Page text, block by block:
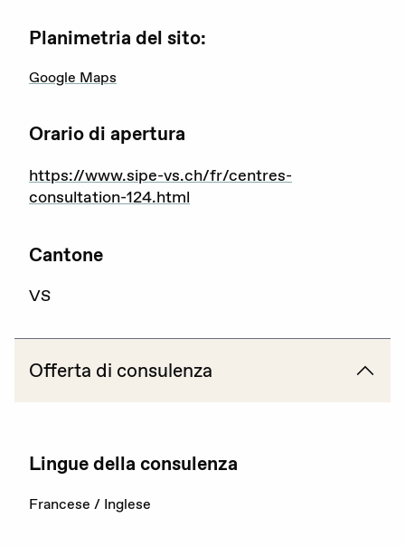
Portale offerte d’impiego
Area stampa
Consulenza
Emergenze
La nostra organizzazione
Membri
Planimetria del sito:
Google Maps
Orario di apertura
https://www.sipe-vs.ch/fr/centres-
consultation-124.html
Cantone
VS
Offerta di consulenza
Lingue della consulenza
Francese / Inglese